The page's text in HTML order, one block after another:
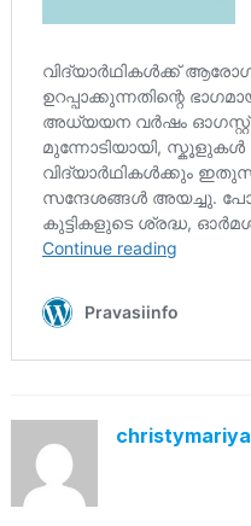
christymariya